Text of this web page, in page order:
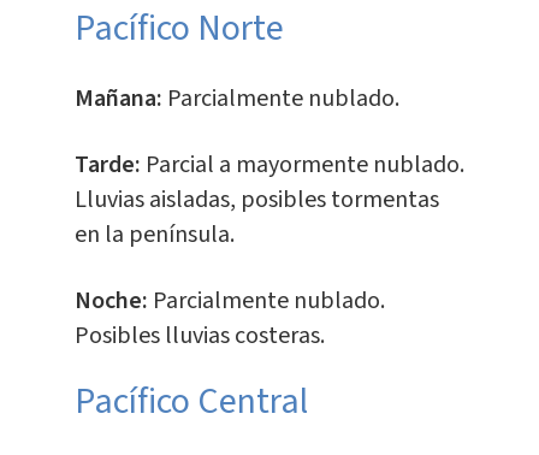
Pacífico Norte
Mañana: Parcialmente nublado.
Tarde: Parcial a mayormente nublado.
Lluvias aisladas, posibles tormentas
en la península.
Noche: Parcialmente nublado.
Posibles lluvias costeras.
Pacífico Central